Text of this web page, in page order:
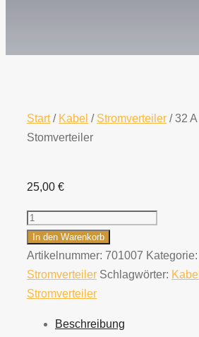
Start/ Kabel / Stromverteiler / 32 A
Stomverteiler
25,00 €
32
A
Stomverteiler
Menge
In den Warenkorb
Artikelnummer: 701007 Kategorie:
Stromverteiler Schlagwörter: Kabel
Stromverteiler
Beschreibung